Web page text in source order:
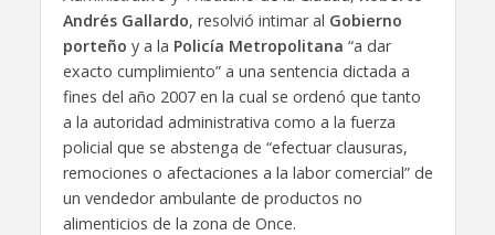
Andrés Gallardo, resolvió intimar al Gobierno
porteño y a la Policía Metropolitana “a dar
exacto cumplimiento” a una sentencia dictada a
fines del año 2007 en la cual se ordenó que tanto
a la autoridad administrativa como a la fuerza
policial que se abstenga de “efectuar clausuras,
remociones o afectaciones a la labor comercial” de
un vendedor ambulante de productos no
alimenticios de la zona de Once.